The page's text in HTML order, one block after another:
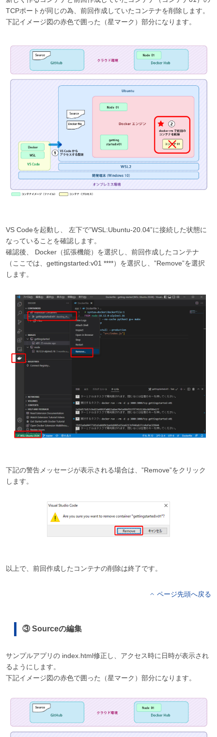
TCPポートが同じの為、前回作成していたコンテナを削除します。
下記イメージ図の赤色で囲った（星マーク）部分になります。
VS Codeを起動し、 左下で”WSL:Ubuntu-20.04”に接続した状態に
なっていることを確認します。
確認後、 Docker（拡張機能）を選択し、前回作成したコンテナ
（ここでは、gettingstarted:v01 ****）を選択し、”Remove”を選択
します。
下記の警告メッセージが表示される場合は、”Remove”をクリック
します。
以上で、前回作成したコンテナの削除は終了です。
ページ先頭へ戻る
③ Sourceの編集
サンプルアプリの index.html修正し、アクセス時に日時が表示され
るようにします。
下記イメージ図の赤色で囲った（星マーク）部分になります。